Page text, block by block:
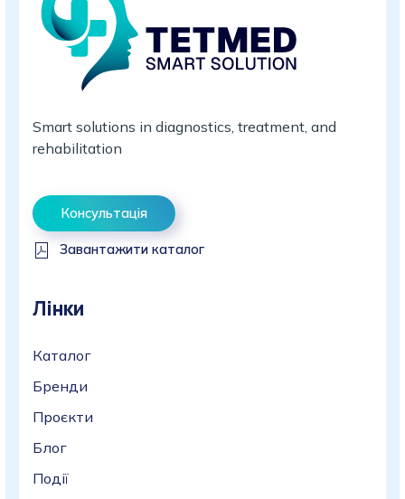
Smart solutions in diagnostics, treatment, and
rehabilitation
Консультація
Завантажити каталог
Лінки
Каталог
Бренди
Проєкти
Блог
Події